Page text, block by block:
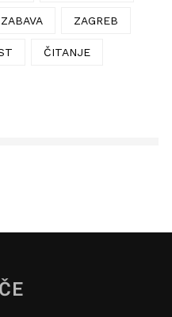
ZABAVA ZAGREB
ČITANJE